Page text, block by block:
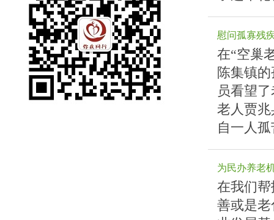
慰问孤寡残
在“空巢
陈集镇
员看望
老人贾
自一人
为民办养老
在我们
善或是